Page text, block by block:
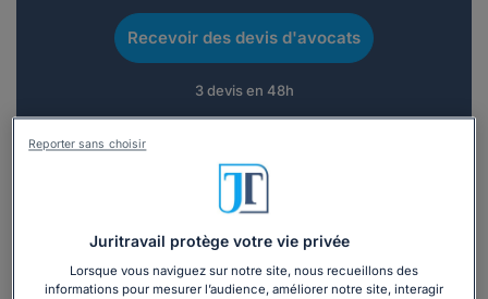
Recevoir des devis d'avocats
3 devis en 48h
Vous souhaitez une consultation par
téléphone ?
Juritravail protège votre vie privée
Lorsque vous naviguez sur notre site, nous recueillons des
informations pour mesurer l’audience, améliorer notre site, interagir
Reporter sans choisir